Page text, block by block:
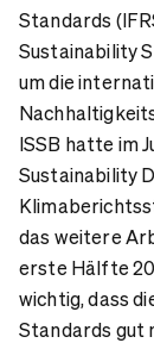
Standards
Sustainability
um die
ISSB hatte im
Sustainability
das weitere
erste Hälfte
wichtig, dass
Standards gut